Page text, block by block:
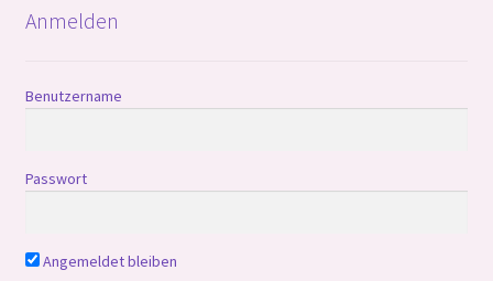
Anmelden
Benutzername
Passwort
Angemeldet bleiben